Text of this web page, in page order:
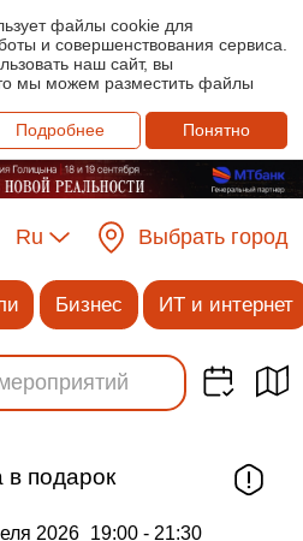
файлы cookie для
и совершенствования сервиса.
наш сайт, вы
мы можем разместить файлы
Подробнее
Понятно
Ru Выбрать город
Бизнес ИТ и интернет
подарок
2026 19:00 - 21:30